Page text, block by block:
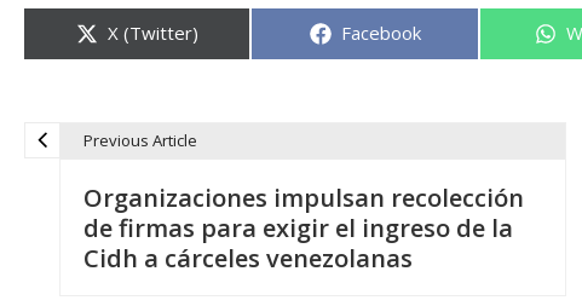
Compartir
en
X (Twitter) Compartir
Facebook
Previous Article
Organizaciones impulsan recolección
de firmas para exigir el ingreso de la
Cidh a cárceles venezolanas